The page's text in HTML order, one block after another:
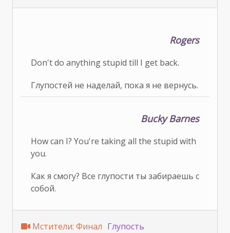
Rogers
Don't do anything stupid till I get back.
Глупостей не наделай, пока я не вернусь.
Bucky Barnes
How can I? You're taking all the stupid with
you.
Как я смогу? Все глупости ты забираешь с
собой.
Мстители: Финал Глупость